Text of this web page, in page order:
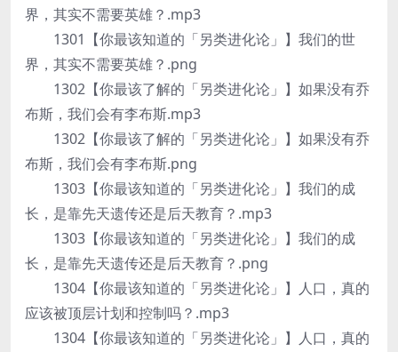
界，其实不需要英雄？.mp3
1301【你最该知道的「另类进化论」】我们的世
界，其实不需要英雄？.png
1302【你最该了解的「另类进化论」】如果没有乔
布斯，我们会有李布斯.mp3
1302【你最该了解的「另类进化论」】如果没有乔
布斯，我们会有李布斯.png
1303【你最该知道的「另类进化论」】我们的成
长，是靠先天遗传还是后天教育？.mp3
1303【你最该知道的「另类进化论」】我们的成
长，是靠先天遗传还是后天教育？.png
1304【你最该知道的「另类进化论」】人口，真的
应该被顶层计划和控制吗？.mp3
1304【你最该知道的「另类进化论」】人口，真的